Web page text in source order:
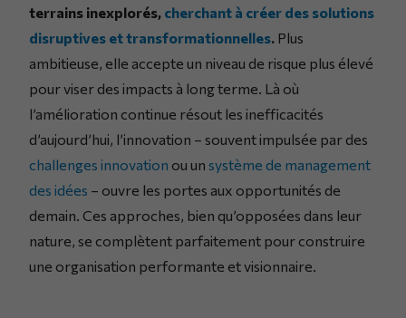
terrains inexplorés, cherchant à créer des solutions
disruptives et transformationnelles. Plus
ambitieuse, elle accepte un niveau de risque plus élevé
pour viser des impacts à long terme. Là où
l’amélioration continue résout les inefficacités
d’aujourd’hui, l’innovation – souvent impulsée par des
challenges innovation ou un système de management
des idées – ouvre les portes aux opportunités de
demain. Ces approches, bien qu’opposées dans leur
nature, se complètent parfaitement pour construire
une organisation performante et visionnaire.